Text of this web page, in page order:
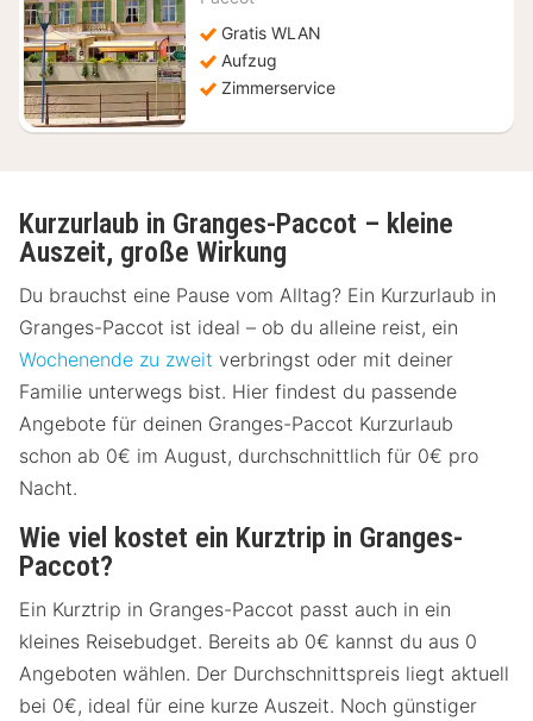
Gratis WLAN
Aufzug
Zimmerservice
Kurzurlaub in Granges-Paccot – kleine
Auszeit, große Wirkung
Du brauchst eine Pause vom Alltag? Ein Kurzurlaub in
Granges-Paccot ist ideal – ob du alleine reist, ein
Wochenende zu zweit verbringst oder mit deiner
Familie unterwegs bist. Hier findest du passende
Angebote für deinen Granges-Paccot Kurzurlaub
schon ab 0€ im August, durchschnittlich für 0€ pro
Nacht.
Wie viel kostet ein Kurztrip in Granges-
Paccot?
Ein Kurztrip in Granges-Paccot passt auch in ein
kleines Reisebudget. Bereits ab 0€ kannst du aus 0
Angeboten wählen. Der Durchschnittspreis liegt aktuell
bei 0€, ideal für eine kurze Auszeit. Noch günstiger